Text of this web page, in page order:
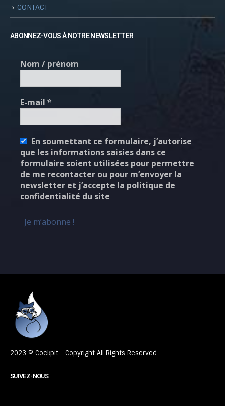
CONTACT
ABONNEZ-VOUS À NOTRE NEWSLETTER
Nom / prénom
E-mail *
En soumettant ce formulaire, j’autorise
que les informations saisies dans ce
formulaire soient utilisées pour permettre
de me recontacter ou pour m’envoyer la
newsletter et j’accepte la politique de
confidentialité du site
2023 © Cockpit - Copyright All Rights Reserved
SUIVEZ-NOUS